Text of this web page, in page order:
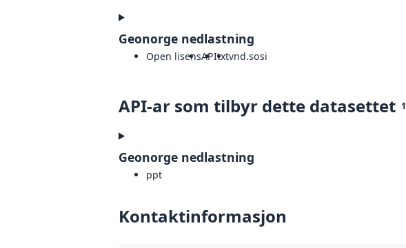
Geonorge nedlastning
Open lisensAPItxtvnd.sosi
API-ar som tilbyr dette datasettet 1
Geonorge nedlastning
ppt
Kontaktinformasjon